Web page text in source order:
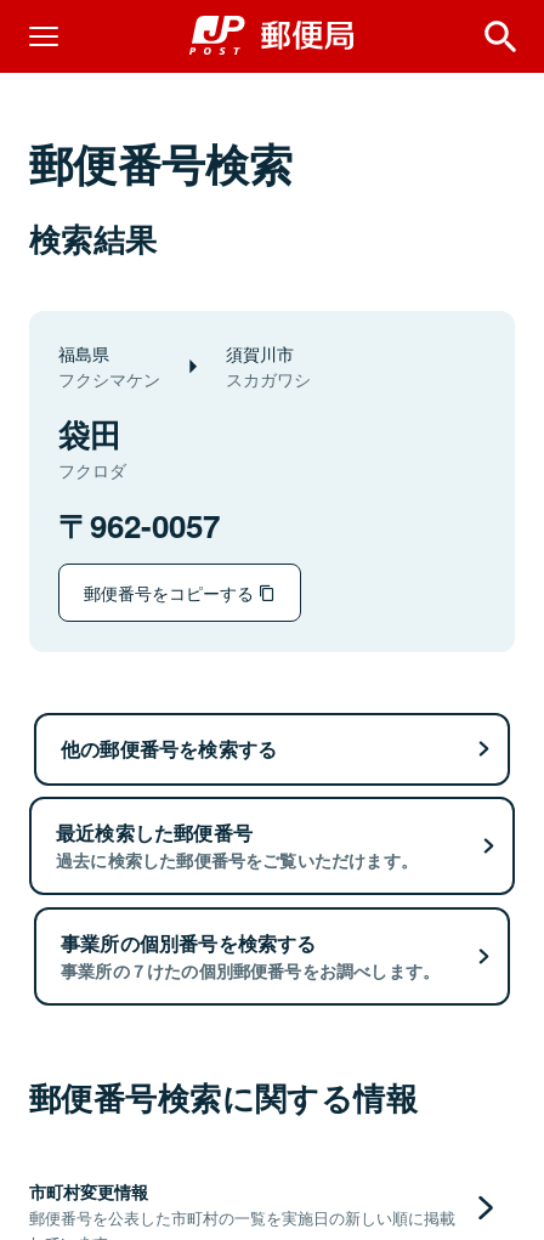
郵便番号検索
検索結果
福島県
フクシマケン
須賀川市
スカガワシ
袋田
フクロダ
962-0057
郵便番号をコピーする
他の郵便番号を検索する
最近検索した郵便番号
過去に検索した郵便番号をご覧いただけます。
事業所の個別番号を検索する
事業所の７けたの個別郵便番号をお調べします。
郵便番号検索に関する情報
市町村変更情報
郵便番号を公表した市町村の一覧を実施日の新しい順に掲載